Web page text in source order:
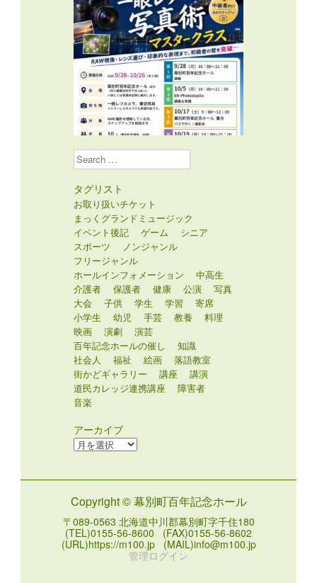
Search
タグリスト
お取り扱いチケット
まっくグランドミュージック
イベント後記
ゲーム
シニア
スポーツ
ノンジャンル
フリージャンル
ホールインフォメーション
中高生
介護者
保護者 健康 公演
写真
大会
子供 学生 学習
寄席
小学生
幼児 手芸 教養
料理
映画
演劇
演芸
百年記念ホールの催し
知識
社会人
福祉 絵画
落語教室
街かどギャラリー
講座
講演
道民カレッジ連携講座
障害者
音楽
アーカイブ
ア
ブ
Copyright © 幕別町百年記念ホール
〒089-0563 北海道中川郡幕別町字千住180
(TEL)0155-56-8600 (FAX)0155-56-8602
(URL)https://m100.jp (MAIL)info@m100.jp
管理ログイン